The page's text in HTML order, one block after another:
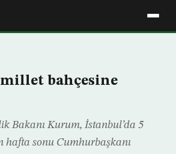
bahçesine
Bakanı Kurum, İstanbul’da 5
hafta sonu Cumhurbaşkanı